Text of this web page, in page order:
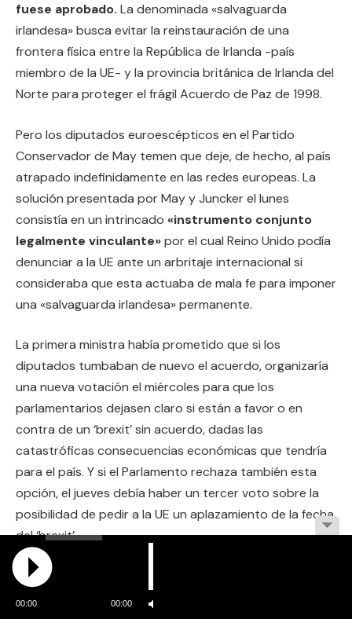
fuese aprobado. La denominada «salvaguarda
irlandesa» busca evitar la reinstauración de una
frontera física entre la República de Irlanda -país
miembro de la UE- y la provincia británica de Irlanda del
Norte para proteger el frágil Acuerdo de Paz de 1998.
Pero los diputados euroescépticos en el Partido
Conservador de May temen que deje, de hecho, al país
atrapado indefinidamente en las redes europeas. La
solución presentada por May y Juncker el lunes
consistía en un intrincado «instrumento conjunto
legalmente vinculante»por el cual Reino Unido podía
denunciar a la UE ante un arbritaje internacional si
consideraba que esta actuaba de mala fe para imponer
una «salvaguarda irlandesa» permanente.
La primera ministra había prometido que si los
diputados tumbaban de nuevo el acuerdo, organizaría
una nueva votación el miércoles para que los
parlamentarios dejasen claro si están a favor o en
contra de un ‘brexit’ sin acuerdo, dadas las
catastróficas consecuencias económicas que tendría
para el país. Y si el Parlamento rechaza también esta
opción, el jueves debía haber un tercer voto sobre la
posibilidad de pedir a la UE un aplazamiento de la fecha
del ‘brexit’.
Riesgo de elecciones anticipadas
00:00 00:00